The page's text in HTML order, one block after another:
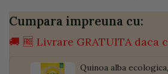
Cumpara impreuna cu:
🚚 🆓 Livrare GRATUITA daca
Quinoa alba